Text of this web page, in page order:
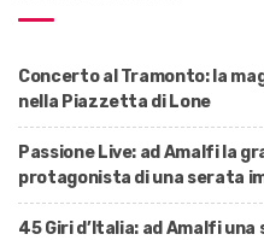
Concerto al Tramonto: la
nella Piazzetta di Lone
Passione Live: ad Amalfi la
protagonista di una serata
45 Giri d’Italia: ad Amalfi